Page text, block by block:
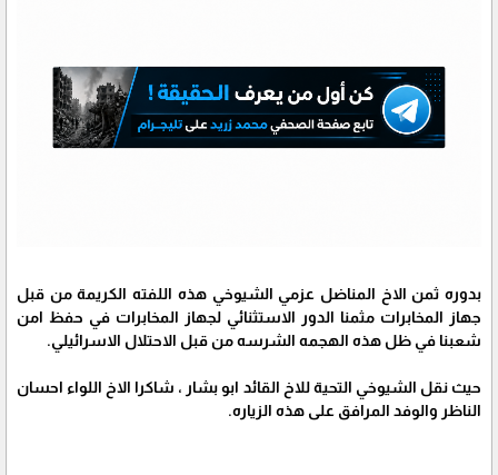
بدوره ثمن الاخ المناضل عزمي الشيوخي هذه اللفته الكريمة من قبل
جهاز المخابرات مثمنا الدور الاستثنائي لجهاز المخابرات في حفظ امن
شعبنا في ظل هذه الهجمه الشرسه من قبل الاحتلال الاسرائيلي.
حيث نقل الشيوخي التحية للاخ القائد ابو بشار ، شاكرا الاخ اللواء احسان
الناظر والوفد المرافق على هذه الزياره.